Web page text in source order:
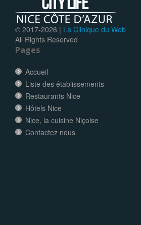
© 2017-2026 | La Clinique du Web
All Rights Reserved
Pages
Accueil
Liste des établissements
Restaurants Nice
Hôtels Nice
Nice, la cuisine Niçoise
Contactez nous